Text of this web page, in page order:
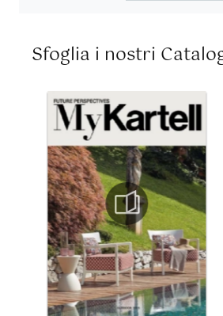
Sfoglia i nostri